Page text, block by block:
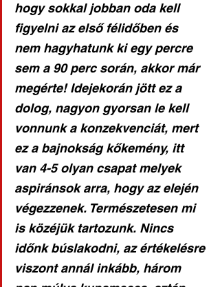
hogy sokkal jobban oda kell
figyelni az első félidőben és
nem hagyhatunk ki egy percre
sem a 90 perc során, akkor már
megérte! Idejekorán jött ez a
dolog, nagyon gyorsan le kell
vonnunk a konzekvenciát, mert
ez a bajnokság kőkemény, itt
van 4-5 olyan csapat melyek
aspiránsok arra, hogy az elején
végezzenek. Természetesen mi
is közéjük tartozunk. Nincs
időnk búslakodni, az értékelésre
viszont annál inkább, három